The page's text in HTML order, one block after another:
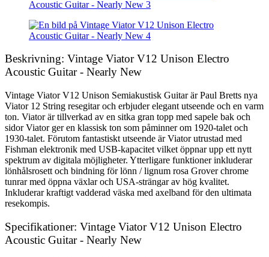
Beskrivning: Vintage Viator V12 Unison Electro
Acoustic Guitar - Nearly New
Vintage Viator V12 Unison Semiakustisk Guitar är Paul Bretts nya
Viator 12 String resegitar och erbjuder elegant utseende och en varm
ton. Viator är tillverkad av en sitka gran topp med sapele bak och
sidor Viator ger en klassisk ton som påminner om 1920-talet och
1930-talet. Förutom fantastiskt utseende är Viator utrustad med
Fishman elektronik med USB-kapacitet vilket öppnar upp ett nytt
spektrum av digitala möjligheter. Ytterligare funktioner inkluderar
lönhålsrosett och bindning för lönn / lignum rosa Grover chrome
tunrar med öppna växlar och USA-strängar av hög kvalitet.
Inkluderar kraftigt vadderad väska med axelband för den ultimata
resekompis.
Specifikationer: Vintage Viator V12 Unison Electro
Acoustic Guitar - Nearly New